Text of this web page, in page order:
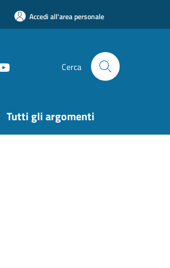
Accedi all'area personale
Cerca
Tutti gli argomenti